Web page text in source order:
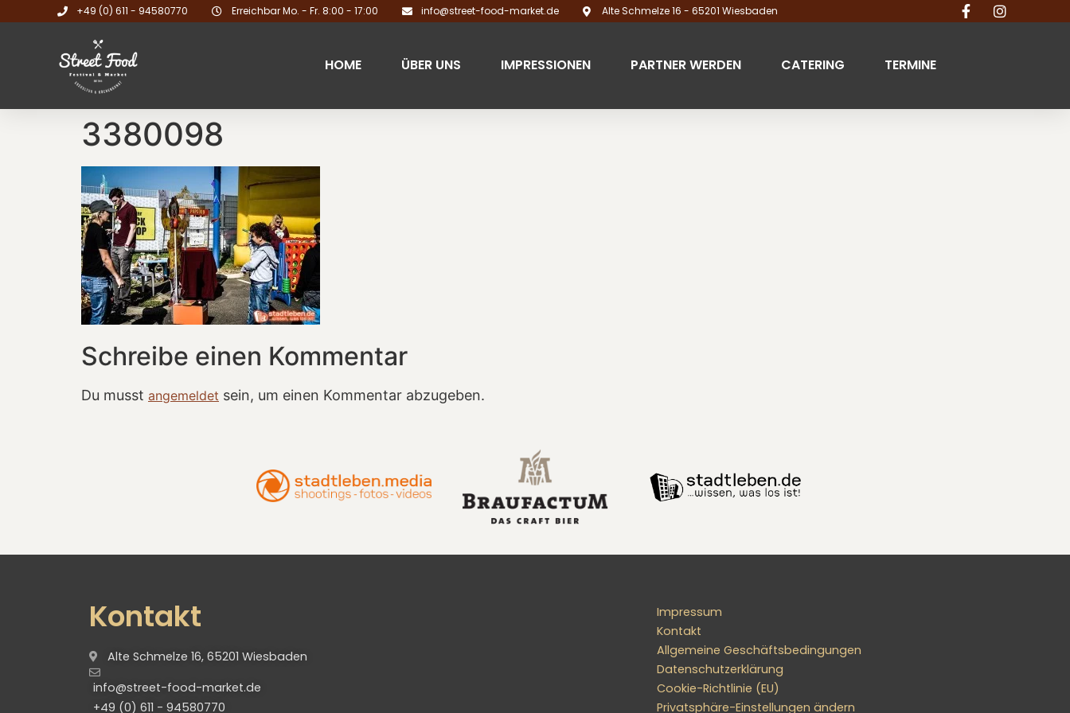
+49 (0) 611 - 94580770 Erreichbar Mo. - Fr. 8:00 - 17:00 info@street-food-market.de Alte Schmelze 16 - 65201 Wiesbaden
HOME ÜBER UNS IMPRESSIONEN PARTNER WERDEN CATERING TERMINE
3380098
Schreibe einen Kommentar
Du musst angemeldet sein, um einen Kommentar abzugeben.
Kontakt
Alte Schmelze 16, 65201 Wiesbaden
info@street-food-market.de
+49 (0) 611 - 94580770
Impressum
Kontakt
Allgemeine Geschäftsbedingungen
Datenschutzerklärung
Cookie-Richtlinie (EU)
Privatsphäre-Einstellungen ändern